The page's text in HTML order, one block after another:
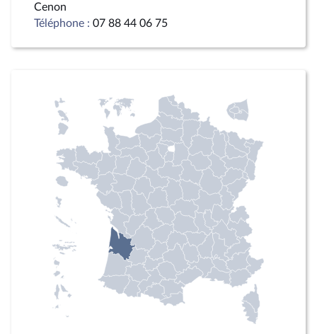
Cenon
Téléphone : 07 88 44 06 75